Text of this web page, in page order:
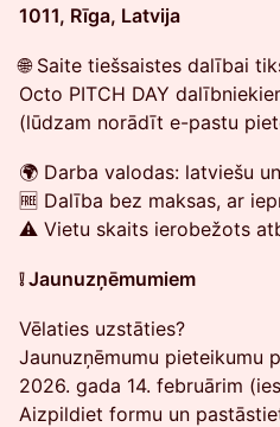
1011, Rīga, Latvija
🌐 Saite tiešsaistes dalībai
Octo PITCH DAY
(lūdzam norādīt e-pastu
🌍 Darba valodas: latviešu
🆓 Dalība bez maksas, ar
⚠️ Vietu skaits ierobežots
❕ Jaunuzņēmumiem
Vēlaties uzstāties?
Jaunuzņēmumu pieteikumu
2026. gada 14. februārim
Aizpildiet formu un